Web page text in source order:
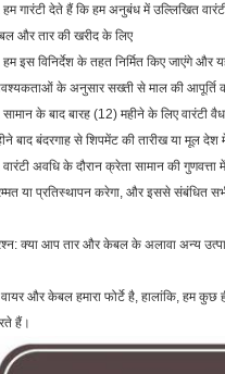
हम गारंटी देते हैं कि हम अनुबंध में उल्लिखित
और तार की खरीद के लिए
इस विनिर्देश के तहत निर्मित किए जाएंगे
के अनुसार सख्ती से माल की आपूर्ति
के बाद बारह (12) महीने के लिए वारंटी
बाद बंदरगाह से शिपमेंट की तारीख या मूल
अवधि के दौरान क्रेता सामान की
या प्रतिस्थापन करेगा, और इससे संबंधित
क्या आप तार और केबल के अलावा अन्य
और केबल हमारा फोर्टे है, हालांकि, हम
हैं।